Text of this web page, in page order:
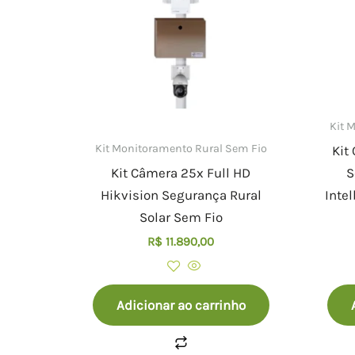
Kit Monitoramento Rural Sem Fio
Kit Câmera 25x Full HD
Hikvision Segurança Rural
Solar Sem Fio
R$ 11.890,00
Adicionar ao carrinho
Kit
Kit